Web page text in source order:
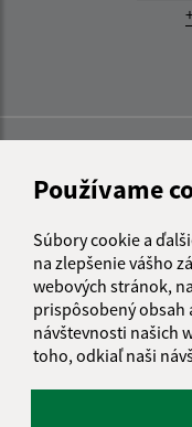
Používame
Súbory cookie a
na zlepšenie vášho
webových stránok,
prispôsobený obsah
návštevnosti našich
toho, odkiaľ naši